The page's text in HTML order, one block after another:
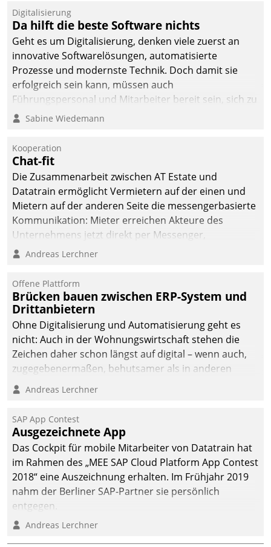
Einsparungen durch optimierte und automatisierte
Prozesse. Doch man darf nicht zu viel erwarten: Allein
mit der Einführung einer neuen Software ist es nicht
getan. Die Digitalisierung erfordert von Unternehmen
die Bereitschaft, sich zu überprüfen, zu hinterfragen
und zu verändern.
Digitalisierung
Da hilft die beste Software nichts
Geht es um Digitalisierung, denken viele zuerst an
innovative Softwarelösungen, automatisierte
Prozesse und modernste Technik. Doch damit sie
erfolgreich sein kann, müssen auch
Führungspersonal und Mitarbeiter bereit sein, sich zu
verändern und anzupassen, sonst werden sie an ihr
Sabine Wiedemann
Kooperation
Chat-fit
Die Zusammenarbeit zwischen AT Estate und
Datatrain ermöglicht Vermietern auf der einen und
Mietern auf der anderen Seite die messengerbasierte
Kommunikation: Mieter erreichen Akteure des
Unternehmens jetzt direkt per Messenger,
Mitarbeiter oder Dienstleister empfangen oder
Andreas Lerchner
Offene Plattform
Brücken bauen zwischen ERP-System und
Drittanbietern
Ohne Digitalisierung und Automatisierung geht es
nicht: Auch in der Wohnungswirtschaft stehen die
Zeichen daher schon längst auf digital – wenn auch,
zugegebenermaßen, behutsamer als in anderen
Branchen.
Andreas Lerchner
SAP App Contest
Ausgezeichnete App
Das Cockpit für mobile Mitarbeiter von Datatrain hat
im Rahmen des „MEE SAP Cloud Platform App Contest
2018“ eine Auszeichnung erhalten. Im Frühjahr 2019
nahm der Berliner SAP-Partner sie persönlich
entgegen.
Andreas Lerchner